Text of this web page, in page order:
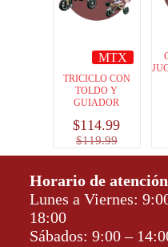
MTX
TRICICLO CON
TOLDO Y
GUIADOR
$119.99
$114.99
Horario de
Lunes a Viernes:
18:00
Sábados: 9:00 –